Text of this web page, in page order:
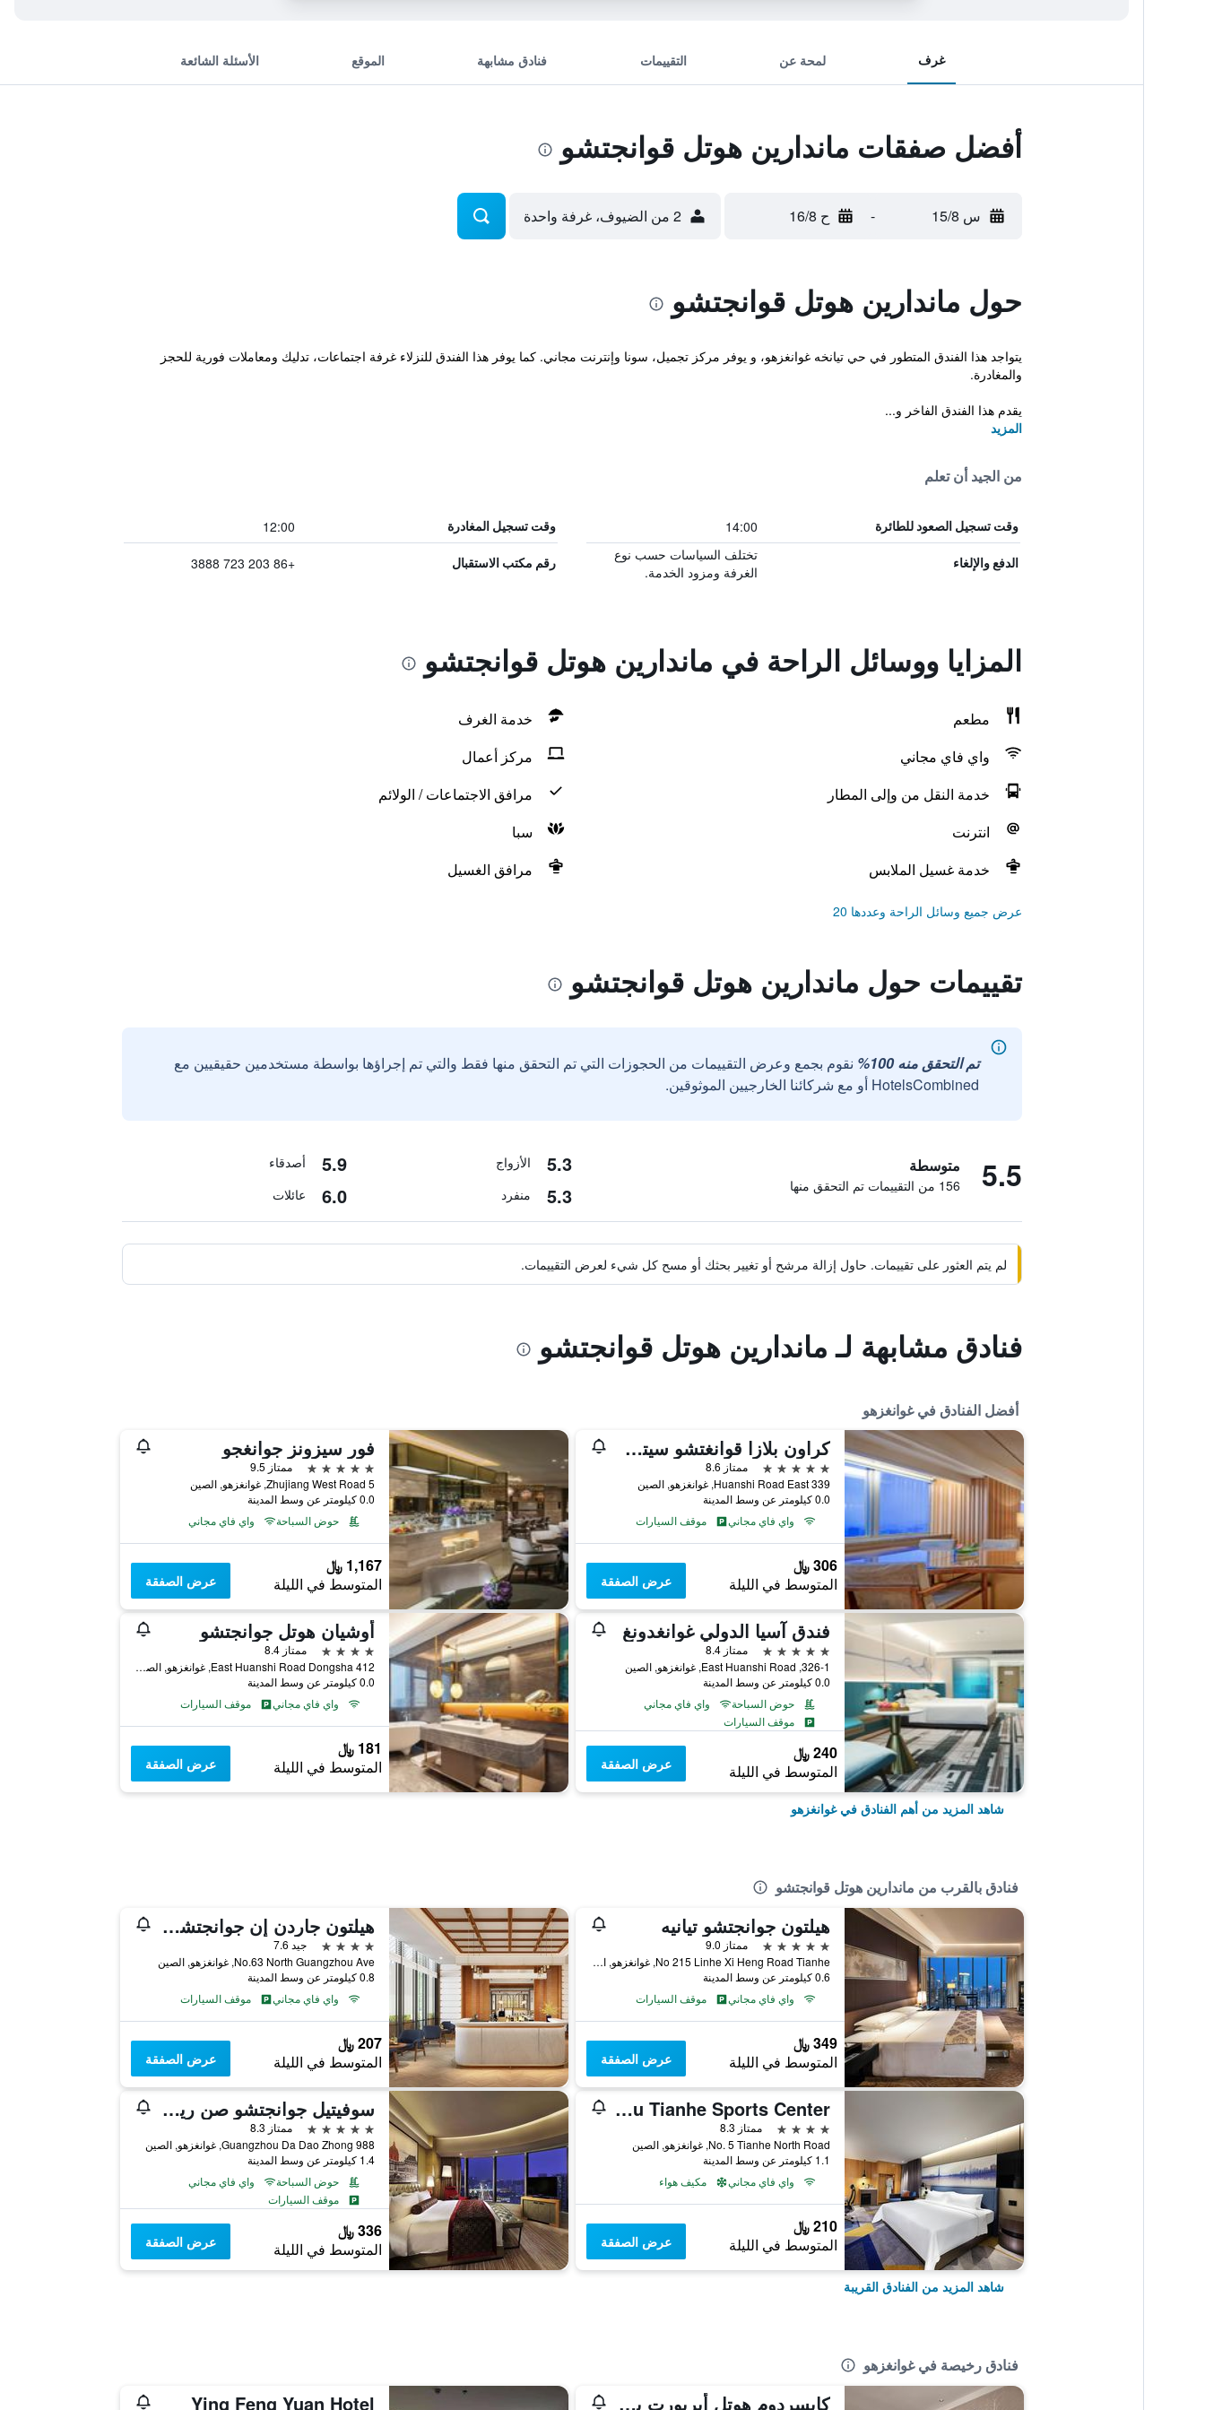
غرف لمحة عن التقييمات فنادق مشابهة الموقع الأسئلة الشائعة
أفضل صفقات ماندارين هوتل قوانجتشو
س 15/8 - ح 16/8 2 من الضيوف، غرفة واحدة
حول ماندارين هوتل قوانجتشو
يتواجد هذا الفندق المتطور في حي تيانخه غوانغزهو، و يوفر مركز تجميل، سونا وإنترنت مجاني. كما يوفر هذا الفندق للنزلاء غرفة اجتماعات، تدليك ومعاملات فورية للحجز
والمغادرة.
يقدم هذا الفندق الفاخر و...
المزيد
من الجيد أن تعلم
وقت تسجيل الصعود للطائرة 14:00 وقت تسجيل المغادرة 12:00
الدفع والإلغاء
تختلف السياسات حسب نوع
الغرفة ومزود الخدمة.
رقم مكتب الاستقبال +86 203 723 3888
المزايا ووسائل الراحة في ماندارين هوتل قوانجتشو
مطعم
خدمة الغرف
واي فاي مجاني
مركز أعمال
خدمة النقل من وإلى المطار
مرافق الاجتماعات / الولائم
انترنت
سبا
خدمة غسيل الملابس
مرافق الغسيل
عرض جميع وسائل الراحة وعددها 20
تقييمات حول ماندارين هوتل قوانجتشو
تم التحقق منه 100%
نقوم بجمع وعرض التقييمات من الحجوزات التي تم التحقق منها فقط والتي تم إجراؤها بواسطة مستخدمين حقيقيين مع
HotelsCombined أو مع شركائنا الخارجيين الموثوقين.
5.5 متوسطة
156 من التقييمات تم التحقق منها
5.3 الأزواج 5.9 أصدقاء
5.3 منفرد 6.0 عائلات
لم يتم العثور على تقييمات. حاول إزالة مرشح أو تغيير بحثك أو مسح كل شيء لعرض التقييمات.
فنادق مشابهة لـ ماندارين هوتل قوانجتشو
أفضل الفنادق في غوانغزهو
كراون بلازا قوانغتشو سيتي سنتر، أحد الفنادق من مجموعة فنادق إنتركونتيننتال - سكاي لاين 63 بار للاستمتاع بإطلالة على مدينة قوانغتشو
5 نجوم
ممتاز 8.6
339 Huanshi Road East, غوانغزهو, الصين
0.0 كيلومتر عن وسط المدينة
واي فاي مجاني
موقف السيارات
306 ﷼
المتوسط في الليلة عرض الصفقة
فور سيزونز جوانغجو
5 نجوم
ممتاز 9.5
5 Zhujiang West Road, غوانغزهو, الصين
0.0 كيلومتر عن وسط المدينة
حوض السباحة
واي فاي مجاني
1,167 ﷼
المتوسط في الليلة عرض الصفقة
فندق آسيا الدولي غوانغدونغ
5 نجوم
ممتاز 8.4
326-1, East Huanshi Road, غوانغزهو, الصين
0.0 كيلومتر عن وسط المدينة
حوض السباحة
واي فاي مجاني
موقف السيارات
240 ﷼
المتوسط في الليلة عرض الصفقة
أوشيان هوتل جوانجتشو
4 نجوم
ممتاز 8.4
412 East Huanshi Road Dongsha, غوانغزهو, الصين
0.0 كيلومتر عن وسط المدينة
واي فاي مجاني
موقف السيارات
181 ﷼
المتوسط في الليلة عرض الصفقة
شاهد المزيد من أهم الفنادق في غوانغزهو
فنادق بالقرب من ماندارين هوتل قوانجتشو
هيلتون جوانجتشو تيانيه
5 نجوم
ممتاز 9.0
No 215 Linhe Xi Heng Road Tianhe, غوانغزهو, الصين
0.6 كيلومتر عن وسط المدينة
واي فاي مجاني
موقف السيارات
349 ﷼
المتوسط في الليلة عرض الصفقة
هيلتون جاردن إن جوانجتشو تياني
4 نجوم
جيد 7.6
No.63 North Guangzhou Ave, غوانغزهو, الصين
0.8 كيلومتر عن وسط المدينة
واي فاي مجاني
موقف السيارات
207 ﷼
المتوسط في الليلة عرض الصفقة
Hampton by Hilton Guangzhou Tianhe Sports Center
4 نجوم
ممتاز 8.3
No. 5 Tianhe North Road, غوانغزهو, الصين
1.1 كيلومتر عن وسط المدينة
واي فاي مجاني
مكيف هواء
210 ﷼
المتوسط في الليلة عرض الصفقة
سوفيتيل جوانجتشو صن ريتش
5 نجوم
ممتاز 8.3
988 Guangzhou Da Dao Zhong, غوانغزهو, الصين
1.4 كيلومتر عن وسط المدينة
حوض السباحة
واي فاي مجاني
موقف السيارات
336 ﷼
المتوسط في الليلة عرض الصفقة
شاهد المزيد من الفنادق القريبة
فنادق رخيصة في غوانغزهو
كايسردوم هوتل أيربورت برانش Ying Feng Yuan Hotel